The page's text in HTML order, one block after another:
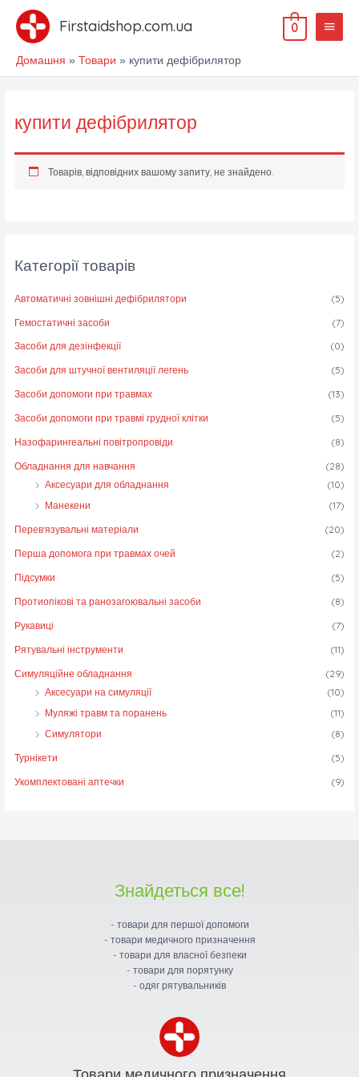
Перейти
вмісту
Firstaidshop.com.ua
меню
0
Домашня Товари купити дефібрилятор
купити дефібрилятор
Товарів, відповідних вашому запиту, не знайдено.
Категорії товарів
Автоматичні зовнішні дефібрилятори
(5)
Гемостатичні засоби
(7)
Засоби для дезінфекції
(0)
Засоби для штучної вентиляції легень
(5)
Засоби допомоги при травмах
(13)
Засоби допомоги при травмі грудної клітки
(5)
Назофарингеальні повітропровіди
(8)
Обладнання для навчання
(28)
Аксесуари для обладнання
(10)
Манекени
(17)
Перев'язувальні матеріали
(20)
Перша допомога при травмах очей
(2)
Підсумки
(5)
Протиопікові та ранозагоювальні засоби
(8)
Рукавиці
(7)
Рятувальні інструменти
(11)
Симуляційне обладнання
(29)
Аксесуари на симуляції
(10)
Муляжі травм та поранень
(11)
Симулятори
(8)
Турнікети
(5)
Укомплектовані аптечки
(9)
Знайдеться все!
- товари для першої допомоги
- товари медичного призначення
- товари для власної безпеки
- товари для порятунку
- одяг рятувальників